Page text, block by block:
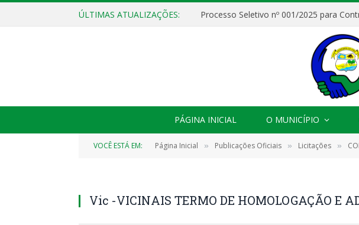
ÚLTIMAS ATUALIZAÇÕES:
PÁGINA INICIAL O MUNICÍPIO
VOCÊ ESTÁ EM: Página Inicial » Publicações Oficiais » Licitações »
Vic -VICINAIS TERMO DE HOMOLOGAÇÃO E